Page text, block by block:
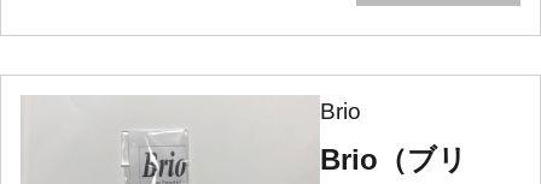
Brio
Brio（ブリ